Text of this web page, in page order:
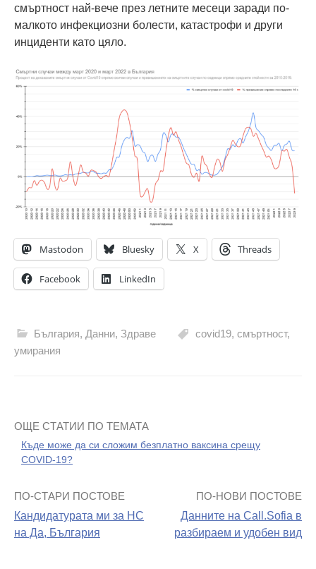
смъртност най-вече през летните месеци заради по-
малкото инфекциозни болести, катастрофи и други
инциденти като цяло.
Mastodon Bluesky X Threads
Facebook LinkedIn
България, Данни, Здраве covid19, смъртност,
умирания
ОЩЕ СТАТИИ ПО ТЕМАТА
Къде може да си сложим безплатно ваксина срещу
COVID-19?
Навигация
на
ПО-СТАРИ ПОСТОВЕ
Кандидатурата ми за НС
на Да, България
ПО-НОВИ ПОСТОВЕ
Данните на Call.Sofia в
разбираем и удобен вид